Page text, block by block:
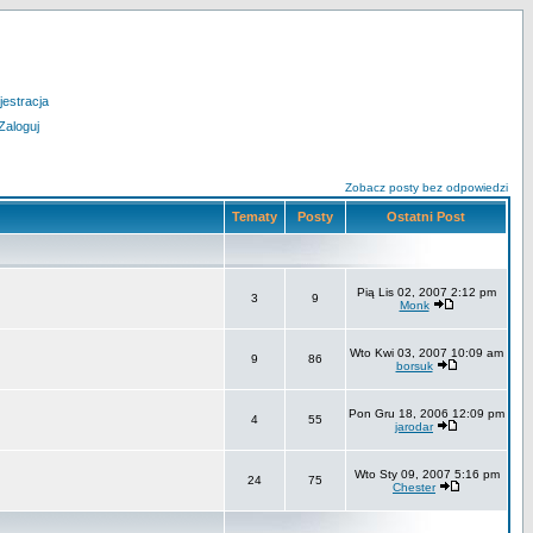
Zobacz posty bez odpowiedzi
Tematy Posty Ostatni Post
3 9
Pią Lis 02, 2007 2:12 pm
Monk
9 86
Wto Kwi 03, 2007 10:09 am
borsuk
4 55
Pon Gru 18, 2006 12:09 pm
jarodar
24 75
Wto Sty 09, 2007 5:16 pm
Chester